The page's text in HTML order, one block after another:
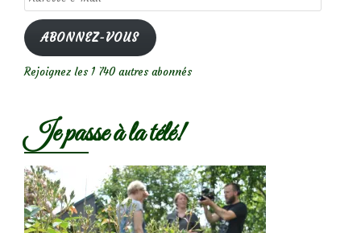
e-
mail
ABONNEZ-VOUS
Rejoignez les 1 740 autres abonnés
Je passe à la télé!